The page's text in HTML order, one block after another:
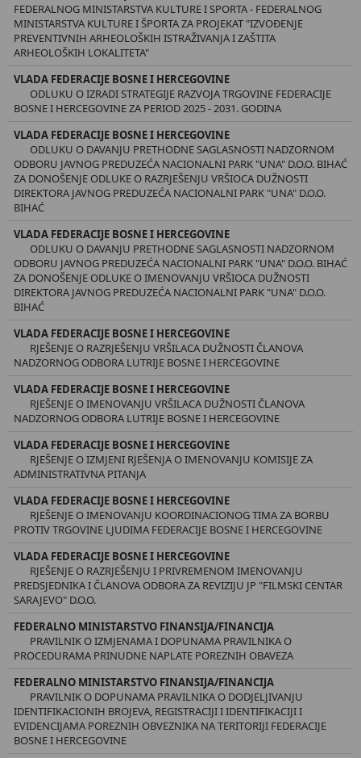
FEDERALNOG MINISTARSTVA KULTURE I SPORTA - FEDERALNOG
MINISTARSTVA KULTURE I ŠPORTA ZA PROJEKAT "IZVOĐENJE
PREVENTIVNIH ARHEOLOŠKIH ISTRAŽIVANJA I ZAŠTITA
ARHEOLOŠKIH LOKALITETA"
VLADA FEDERACIJE BOSNE I HERCEGOVINE
ODLUKU O IZRADI STRATEGIJE RAZVOJA TRGOVINE FEDERACIJE
BOSNE I HERCEGOVINE ZA PERIOD 2025 - 2031. GODINA
VLADA FEDERACIJE BOSNE I HERCEGOVINE
ODLUKU O DAVANJU PRETHODNE SAGLASNOSTI NADZORNOM
ODBORU JAVNOG PREDUZEĆA NACIONALNI PARK "UNA" D.O.O. BIHAĆ
ZA DONOŠENJE ODLUKE O RAZRJEŠENJU VRŠIOCA DUŽNOSTI
DIREKTORA JAVNOG PREDUZEĆA NACIONALNI PARK "UNA" D.O.O.
BIHAĆ
VLADA FEDERACIJE BOSNE I HERCEGOVINE
ODLUKU O DAVANJU PRETHODNE SAGLASNOSTI NADZORNOM
ODBORU JAVNOG PREDUZEĆA NACIONALNI PARK "UNA" D.O.O. BIHAĆ
ZA DONOŠENJE ODLUKE O IMENOVANJU VRŠIOCA DUŽNOSTI
DIREKTORA JAVNOG PREDUZEĆA NACIONALNI PARK "UNA" D.O.O.
BIHAĆ
VLADA FEDERACIJE BOSNE I HERCEGOVINE
RJEŠENJE O RAZRJEŠENJU VRŠILACA DUŽNOSTI ČLANOVA
NADZORNOG ODBORA LUTRIJE BOSNE I HERCEGOVINE
VLADA FEDERACIJE BOSNE I HERCEGOVINE
RJEŠENJE O IMENOVANJU VRŠILACA DUŽNOSTI ČLANOVA
NADZORNOG ODBORA LUTRIJE BOSNE I HERCEGOVINE
VLADA FEDERACIJE BOSNE I HERCEGOVINE
RJEŠENJE O IZMJENI RJEŠENJA O IMENOVANJU KOMISIJE ZA
ADMINISTRATIVNA PITANJA
VLADA FEDERACIJE BOSNE I HERCEGOVINE
RJEŠENJE O IMENOVANJU KOORDINACIONOG TIMA ZA BORBU
PROTIV TRGOVINE LJUDIMA FEDERACIJE BOSNE I HERCEGOVINE
VLADA FEDERACIJE BOSNE I HERCEGOVINE
RJEŠENJE O RAZRJEŠENJU I PRIVREMENOM IMENOVANJU
PREDSJEDNIKA I ČLANOVA ODBORA ZA REVIZIJU JP "FILMSKI CENTAR
SARAJEVO" D.O.O.
FEDERALNO MINISTARSTVO FINANSIJA/FINANCIJA
PRAVILNIK O IZMJENAMA I DOPUNAMA PRAVILNIKA O
PROCEDURAMA PRINUDNE NAPLATE POREZNIH OBAVEZA
FEDERALNO MINISTARSTVO FINANSIJA/FINANCIJA
PRAVILNIK O DOPUNAMA PRAVILNIKA O DODJELJIVANJU
IDENTIFIKACIONIH BROJEVA, REGISTRACIJI I IDENTIFIKACIJI I
EVIDENCIJAMA POREZNIH OBVEZNIKA NA TERITORIJI FEDERACIJE
BOSNE I HERCEGOVINE